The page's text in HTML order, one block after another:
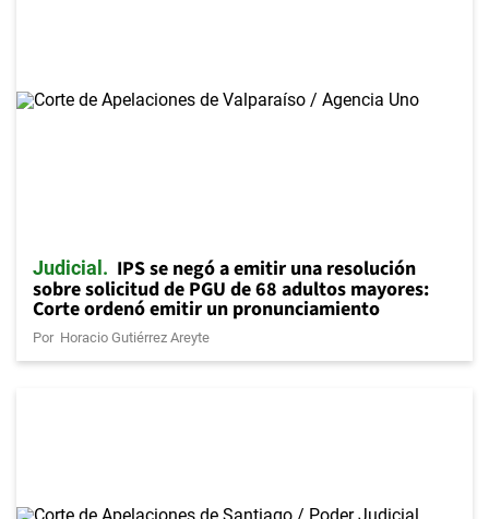
Judicial IPS se negó a emitir una resolución
sobre solicitud de PGU de 68 adultos mayores:
Corte ordenó emitir un pronunciamiento
Por Horacio Gutiérrez Areyte